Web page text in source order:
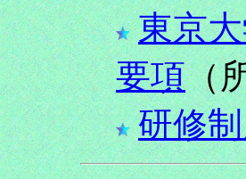
東京
要項（
研修